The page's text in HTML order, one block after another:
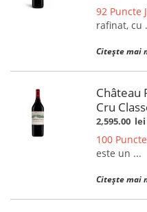
92 Puncte
rafinat, cu
Citește mai
Château
Cru
2,595.00 lei
100
este un ...
Citește mai